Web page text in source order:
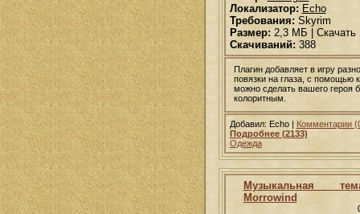
Локализатор: Echo
Требования: Skyrim
Размер: 2,3 МБ | Скачать
Скачиваний: 388
Плагин добавляет в игру
повязки на глаза, с помощью
можно сделать вашего героя
колоритным.
Добавил: Echo | Комментарии
Подробнее (2133)
Одежда
Музыкальная
Morrowind